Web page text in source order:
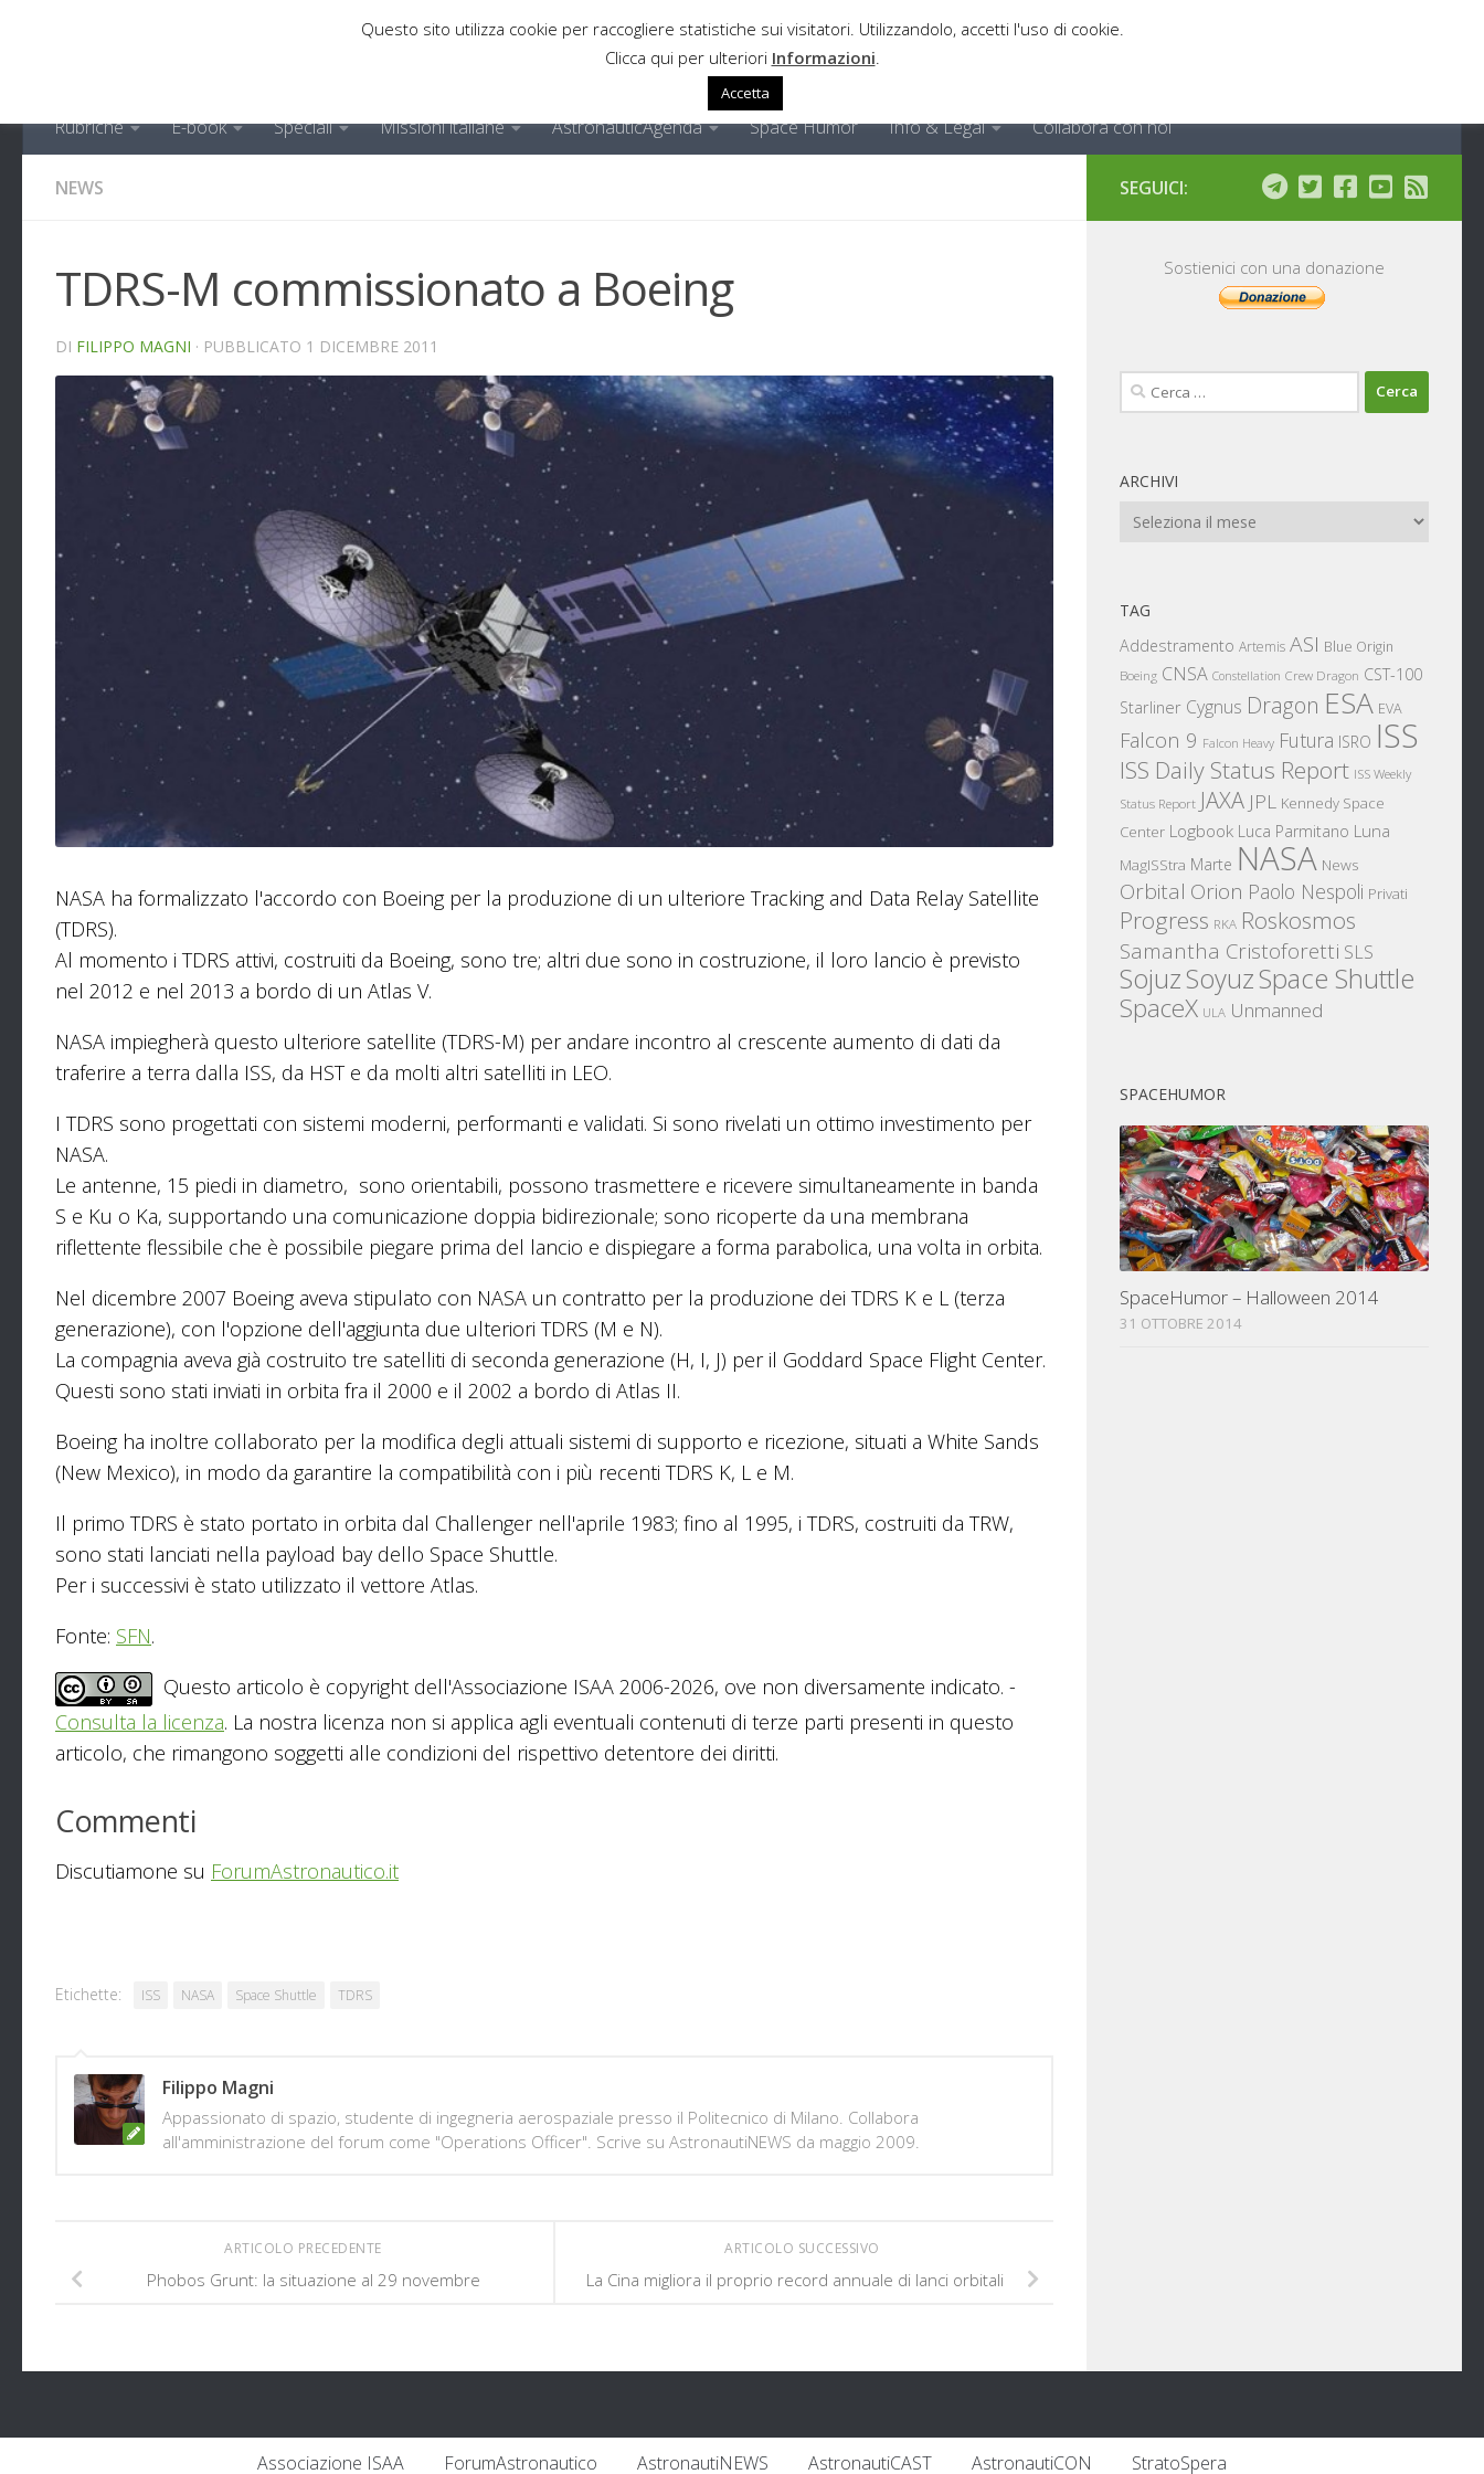
Rubriche E-book Speciali Missioni italiane AstronauticAgenda Space Humor Info & Legal Collabora con noi
NEWS
TDRS-M commissionato a Boeing
DI FILIPPO MAGNI · PUBBLICATO 1 DICEMBRE 2011
NASA ha formalizzato l'accordo con Boeing per la produzione di un ulteriore Tracking and Data Relay Satellite
(TDRS).
Al momento i TDRS attivi, costruiti da Boeing, sono tre; altri due sono in costruzione, il loro lancio è previsto
nel 2012 e nel 2013 a bordo di un Atlas V.
NASA impiegherà questo ulteriore satellite (TDRS-M) per andare incontro al crescente aumento di dati da
traferire a terra dalla ISS, da HST e da molti altri satelliti in LEO.
I TDRS sono progettati con sistemi moderni, performanti e validati. Si sono rivelati un ottimo investimento per
NASA.
Le antenne, 15 piedi in diametro, sono orientabili, possono trasmettere e ricevere simultaneamente in banda
S e Ku o Ka, supportando una comunicazione doppia bidirezionale; sono ricoperte da una membrana
riflettente flessibile che è possibile piegare prima del lancio e dispiegare a forma parabolica, una volta in orbita.
Nel dicembre 2007 Boeing aveva stipulato con NASA un contratto per la produzione dei TDRS K e L (terza
generazione), con l'opzione dell'aggiunta due ulteriori TDRS (M e N).
La compagnia aveva già costruito tre satelliti di seconda generazione (H, I, J) per il Goddard Space Flight Center.
Questi sono stati inviati in orbita fra il 2000 e il 2002 a bordo di Atlas II.
Boeing ha inoltre collaborato per la modifica degli attuali sistemi di supporto e ricezione, situati a White Sands
(New Mexico), in modo da garantire la compatibilità con i più recenti TDRS K, L e M.
Il primo TDRS è stato portato in orbita dal Challenger nell'aprile 1983; fino al 1995, i TDRS, costruiti da TRW,
sono stati lanciati nella payload bay dello Space Shuttle.
Per i successivi è stato utilizzato il vettore Atlas.
Fonte: SFN.
Questo articolo è copyright dell'Associazione ISAA 2006-2026, ove non diversamente indicato. -
Consulta la licenza. La nostra licenza non si applica agli eventuali contenuti di terze parti presenti in questo
articolo, che rimangono soggetti alle condizioni del rispettivo detentore dei diritti.
Commenti
Discutiamone su ForumAstronautico.it
Etichette: ISS NASA Space Shuttle TDRS
Filippo Magni
Appassionato di spazio, studente di ingegneria aerospaziale presso il Politecnico di Milano. Collabora
all'amministrazione del forum come "Operations Officer". Scrive su AstronautiNEWS da maggio 2009.
ARTICOLO SUCCESSIVO
La Cina migliora il proprio record annuale di lanci orbitali
ARTICOLO PRECEDENTE
Phobos Grunt: la situazione al 29 novembre
SEGUICI:
Sostienici con una donazione
Ricerca
per:
ARCHIVI
Archivi
TAG
Addestramento Artemis ASI Blue Origin
Boeing CNSA Constellation Crew Dragon CST-100
Starliner Cygnus Dragon ESA EVA
Falcon 9 Falcon Heavy Futura ISRO ISS
ISS Daily Status Report ISS Weekly
Status Report JAXA JPL Kennedy Space
Center Logbook Luca Parmitano Luna
MagISStra Marte NASA News
Orbital Orion Paolo Nespoli Privati
Progress RKA Roskosmos
Samantha Cristoforetti SLS
SojuzSoyuzSpace Shuttle
SpaceX ULA Unmanned
SPACEHUMOR
SpaceHumor – Halloween 2014
31 OTTOBRE 2014
Associazione ISAA ForumAstronautico AstronautiNEWS AstronautiCAST AstronautiCON StratoSpera
Questo sito utilizza cookie per raccogliere statistiche sui visitatori. Utilizzandolo, accetti l'uso di cookie.
Clicca qui per ulteriori Informazioni
Accetta